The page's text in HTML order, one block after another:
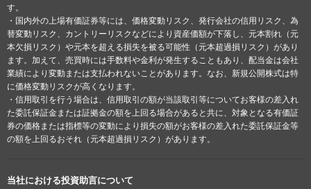
す。
・国内外の上場有価証券等には、価格変動リスク、発行会社の信用リスク、為
替変動リスク、カントリーリスクなどにより資産価額が下落し、元本割れ（元
本欠損リスク）や元本を超える損失を被る可能性（元本超過損リスク）があり
ます。加えて、売買時には手数料や金利が発生することもあり、配当金は会社
業績により変動または支払われないことがあります。なお、新規公開株式は特
に価格変動リスクが高くなります。
・信用取引を行う場合は、信用取引の額が当該取引等についてお客様の差入れ
た委託保証金または証拠金の額を上回る場合があると共に、対象となる有価証
券の価格または指標等の変動により損失の額がお客様の差入れた委託保証金等
の額を上回るおそれ（元本超過損リスク）があります。
当社における投資助言について